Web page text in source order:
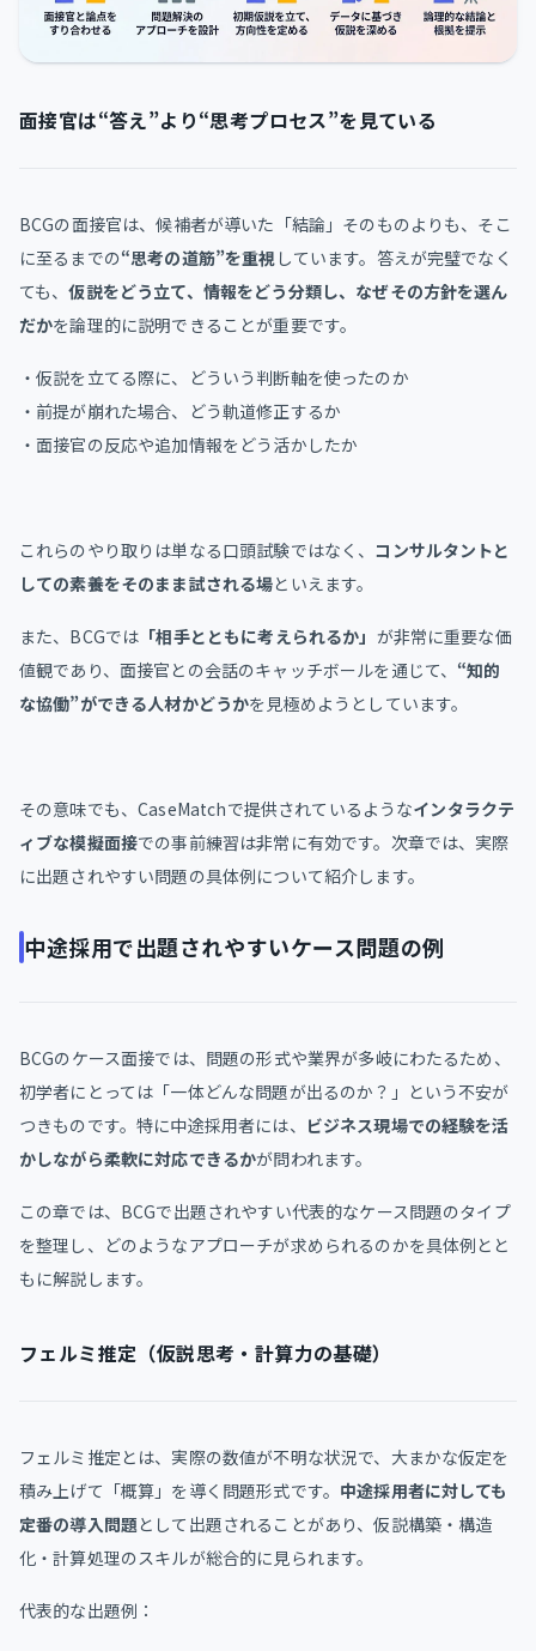
面接官は“答え”より“思考プロセス”を見ている
BCGの面接官は、候補者が導いた「結論」そのものよりも、そこ
に至るまでの“思考の道筋”を重視 しています。答えが完璧でなく
ても、仮説をどう立て、情報をどう分類し、なぜその方針を選ん
だかを論理的に説明できることが重要です。
・仮説を立てる際に、どういう判断軸を使ったのか
・前提が崩れた場合、どう軌道修正するか
・面接官の反応や追加情報をどう活かしたか
これらのやり取りは単なる口頭試験ではなく、 コンサルタントと
しての素養をそのまま試される場といえます。
また、BCGでは 「相手とともに考えられるか」 が非常に重要な価
値観であり、面接官との会話のキャッチボールを通じて、 “知的
な協働”ができる人材かどうかを見極めようとしています。
その意味でも、CaseMatchで提供されているようなインタラクテ
ィブな模擬面接での事前練習は非常に有効です。次章では、実際
に出題されやすい問題の具体例について紹介します。
中途採用で出題されやすいケース問題の例
BCGのケース面接では、問題の形式や業界が多岐にわたるため、
初学者にとっては「一体どんな問題が出るのか？」という不安が
つきものです。特に中途採用者には、 ビジネス現場での経験を活
かしながら柔軟に対応できるかが問われます。
この章では、BCGで出題されやすい代表的なケース問題のタイプ
を整理し、どのようなアプローチが求められるのかを具体例とと
もに解説します。
フェルミ推定（仮説思考・計算力の基礎）
フェルミ推定とは、実際の数値が不明な状況で、大まかな仮定を
積み上げて「概算」を導く問題形式です。 中途採用者に対しても
定番の導入問題として出題されることがあり、仮説構築・構造
化・計算処理のスキルが総合的に見られます。
代表的な出題例：